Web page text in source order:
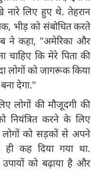
लिए हुए थे. तेहरान
भीड़ को संबोधित करते
ने कहा, "अमेरिका और
चाहिए कि मेरे पिता की
लोगों को जागरूक किया
देगा."
लोगों की मौजूदगी की
नियंत्रित करने के लिए
को सड़कों से अपने
कह दिया गया था.
उपायों को बढ़ाया है और